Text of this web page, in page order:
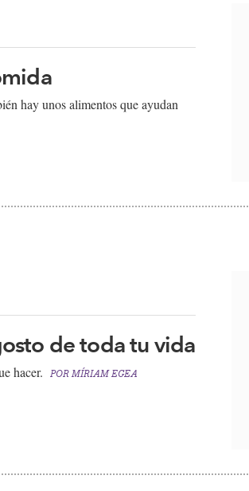
hay unos alimentos que ayudan
de toda tu vida
hacer. POR MÍRIAM EGEA